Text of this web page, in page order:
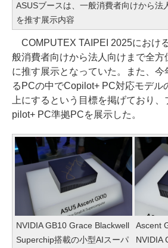
ASUSブースは、一般消費者向けから法
を推す展示内容
COMPUTEX TAIPEI 2025におけ
般消費者向けから法人向けまで全方
に推す展示となっていた。また、
るPCの中でCopilot+ PC対応モデル
上にするという目標を掲げており
pilot+ PC準拠PCを展示した。
NVIDIA GB10 Grace Blackwell
Superchip搭載の小型AIスーパ
Ascent
NVIDIA